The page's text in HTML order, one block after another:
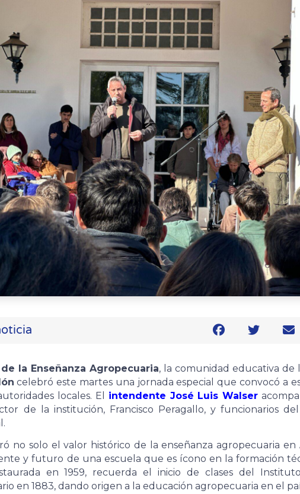
la Enseñanza Agropecuaria, la comunidad educativa de
celebró este martes una jornada especial que convocó a
locales. El intendente José Luis Walser
de la institución, Francisco Peragallo, y funcionarios
no solo el valor histórico de la enseñanza agropecuaria en
y futuro de una escuela que es ícono en la formación
en 1959, recuerda el inicio de clases del
en 1883, dando origen a la educación agropecuaria en el